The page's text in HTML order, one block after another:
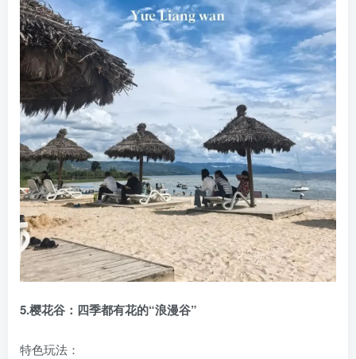
5.樱花谷：四季都有花的“浪漫谷”
特色玩法：